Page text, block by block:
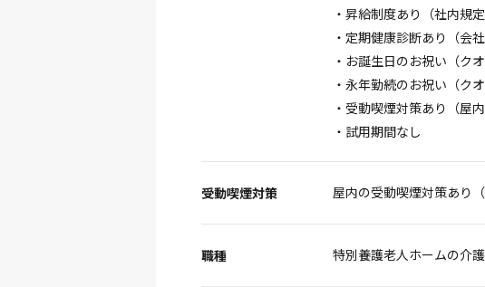
・昇給制度あり（社内規定
・定期健康診断あり（会
・お誕生日のお祝い（ク
・永年勤続のお祝い（ク
・受動喫煙対策あり（屋
・試用期間なし
受動喫煙対策 屋内の受動喫煙対策あり（
職種 特別養護老人ホームの介